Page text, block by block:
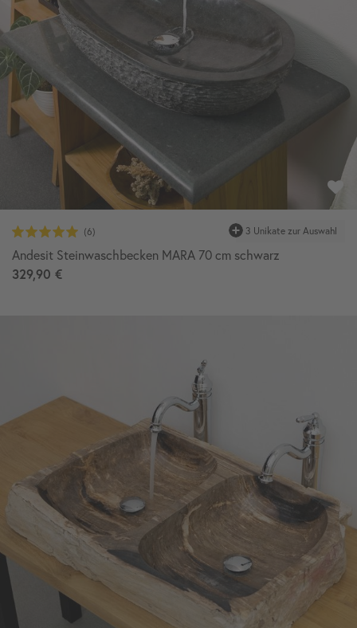
Andesit Steinwaschbecken MARA 70 cm schwarz
329,90 €